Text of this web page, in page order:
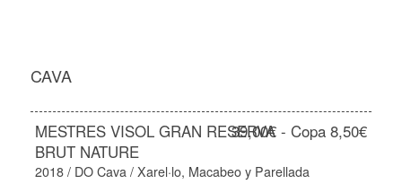
CAVA
MESTRES VISOL GRAN RESERVA
BRUT NATURE
39,00€ - Copa 8,50€
2018 / DO Cava / Xarel·lo, Macabeo y Parellada